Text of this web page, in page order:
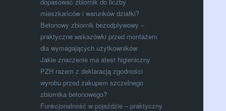
mieszkańców i warunków działki?
Betonowy zbiornik bezodpływowy –
praktyczne wskazówki przed montażem
dla wymagających użytkowników
Jakie znaczenie ma atest higieniczny
PZH razem z deklaracją zgodności
wyrobu przed zakupem szczelnego
zbiornika betonowego?
Funkcjonalność w pojeździe – praktyczny